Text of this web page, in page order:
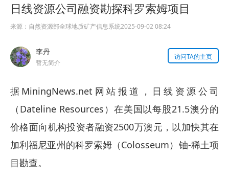
掌上有色
日线资源公司融资勘探科罗索姆项目
来源： 自然资源部全球地质矿产信息系统2025-09-02 08:24
李丹
暂无简介
访问TA的主页
据MiningNews.net网站报道，日线资源公司
（Dateline Resources）在美国以每股21.5澳分的
价格面向机构投资者融资2500万澳元，以加快其在
加利福尼亚州的科罗索姆（Colosseum）铀-稀土项
目勘查。